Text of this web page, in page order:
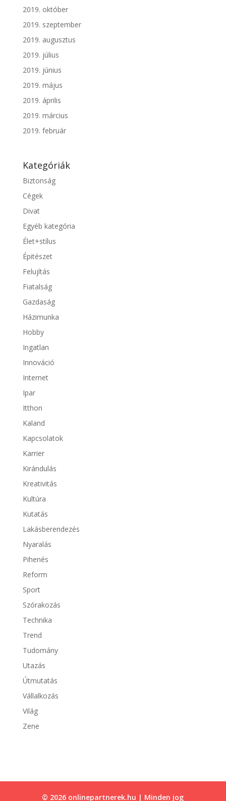
2019. október
2019. szeptember
2019. augusztus
2019. július
2019. június
2019. május
2019. április
2019. március
2019. február
Kategóriák
Biztonság
Cégek
Divat
Egyéb kategória
Élet+stílus
Épitészet
Felujítás
Fiatalság
Gazdaság
Házimunka
Hobby
Ingatlan
Innováció
Internet
Ipar
Itthon
Kaland
Kapcsolatok
Karrier
Kirándulás
Kreativitás
Kultúra
Kutatás
Lakásberendezés
Nyaralás
Pihenés
Reform
Sport
Szórakozás
Technika
Trend
Tudomány
Utazás
Útmutatás
Vállalkozás
Világ
Zene
© 2026 onlinepartnerek.hu | Minden jog